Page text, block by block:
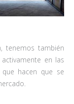
tenemos también
en las
hacen que se